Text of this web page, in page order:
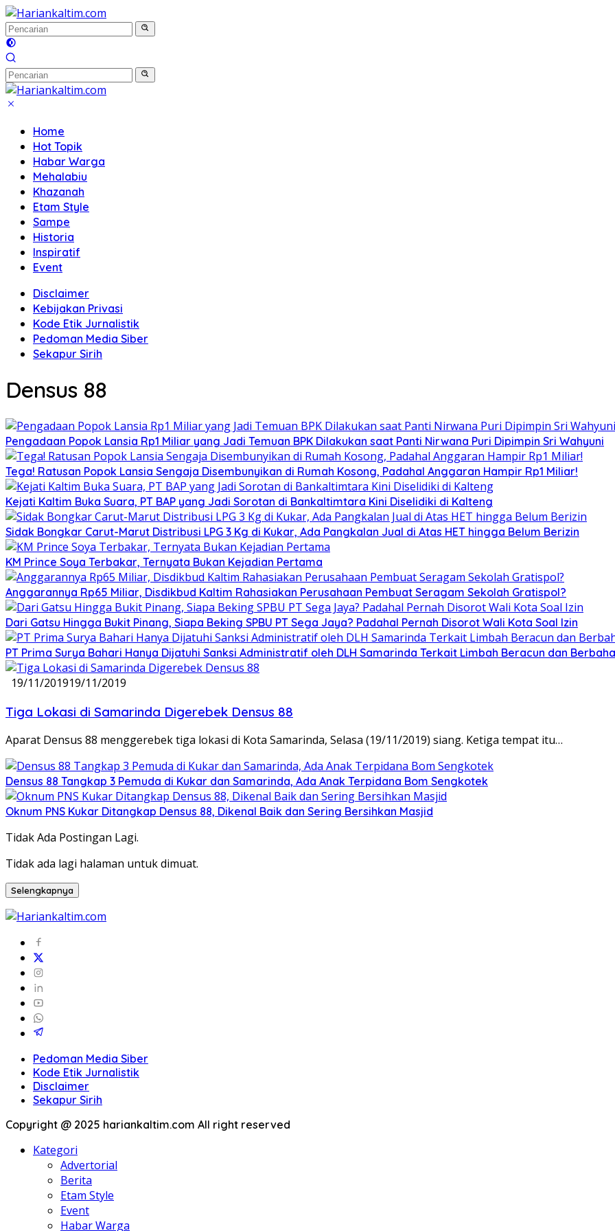
Langsung
ke
konten
Home
Hot Topik
Habar Warga
Mehalabiu
Khazanah
Etam Style
Sampe
Historia
Inspiratif
Event
Disclaimer
Kebijakan Privasi
Kode Etik Jurnalistik
Pedoman Media Siber
Sekapur Sirih
Densus 88
Pengadaan Popok Lansia Rp1 Miliar yang Jadi Temuan BPK Dilakukan saat Panti Nirwana Puri Dipimpin Sri Wahyuni
Tega! Ratusan Popok Lansia Sengaja Disembunyikan di Rumah Kosong, Padahal Anggaran Hampir Rp1 Miliar!
Kejati Kaltim Buka Suara, PT BAP yang Jadi Sorotan di Bankaltimtara Kini Diselidiki di Kalteng
Sidak Bongkar Carut-Marut Distribusi LPG 3 Kg di Kukar, Ada Pangkalan Jual di Atas HET hingga Belum Berizin
KM Prince Soya Terbakar, Ternyata Bukan Kejadian Pertama
Anggarannya Rp65 Miliar, Disdikbud Kaltim Rahasiakan Perusahaan Pembuat Seragam Sekolah Gratispol?
Dari Gatsu Hingga Bukit Pinang, Siapa Beking SPBU PT Sega Jaya? Padahal Pernah Disorot Wali Kota Soal Izin
PT Prima Surya Bahari Hanya Dijatuhi Sanksi Administratif oleh DLH Samarinda Terkait Limbah Beracun dan
19/11/201919/11/2019
Tiga Lokasi di Samarinda Digerebek Densus 88
Aparat Densus 88 menggerebek tiga lokasi di Kota Samarinda, Selasa (19/11/2019) siang. Ketiga tempat itu…
Densus 88 Tangkap 3 Pemuda di Kukar dan Samarinda, Ada Anak Terpidana Bom Sengkotek
Oknum PNS Kukar Ditangkap Densus 88, Dikenal Baik dan Sering Bersihkan Masjid
Tidak Ada Postingan Lagi.
Tidak ada lagi halaman untuk dimuat.
Selengkapnya
Pedoman Media Siber
Kode Etik Jurnalistik
Disclaimer
Sekapur Sirih
Copyright @ 2025 hariankaltim.com All right reserved
Kategori
Advertorial
Berita
Etam Style
Event
Habar Warga